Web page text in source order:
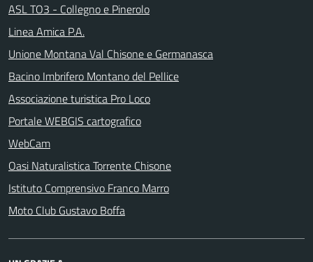
ASL TO3 - Collegno e Pinerolo
Linea Amica P.A.
Unione Montana Val Chisone e Germanasca
Bacino Imbrifero Montano del Pellice
Associazione turistica Pro Loco
Portale WEBGIS cartografico
WebCam
Oasi Naturalistica Torrente Chisone
Istituto Comprensivo Franco Marro
Moto Club Gustavo Boffa